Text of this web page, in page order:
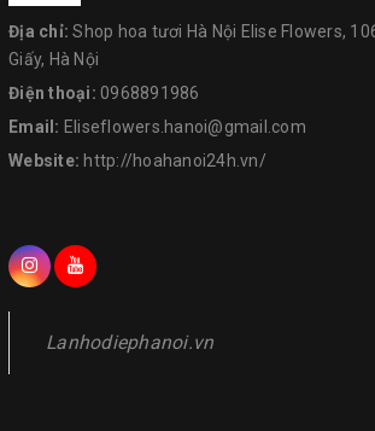
Địa chỉ:Shop hoa tươi Hà Nội Elise Flowers,
Giấy, Hà Nội
Điện thoại: 0968891986
Email: Eliseflowers.hanoi@gmail.com
Website: http://hoahanoi24h.vn/
Lanhodiephanoi.vn